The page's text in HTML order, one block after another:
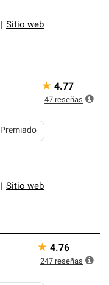
Sitio web
Sitio web
Premiado
★ 4.77
47 reseñas
★ 4.76
247 reseñas